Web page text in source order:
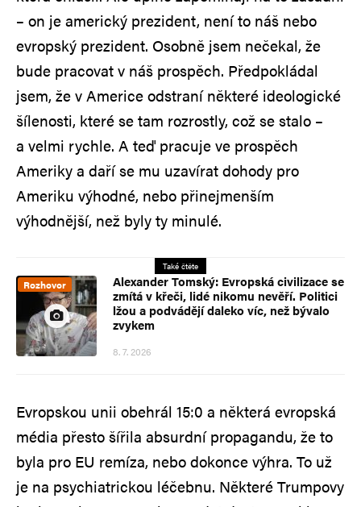
– on je americký prezident, není to náš nebo
evropský prezident. Osobně jsem nečekal, že
bude pracovat v náš prospěch. Předpokládal
jsem, že v Americe odstraní některé ideologické
šílenosti, které se tam rozrostly, což se stalo –
a velmi rychle. A teď pracuje ve prospěch
Ameriky a daří se mu uzavírat dohody pro
Ameriku výhodné, nebo přinejmenším
výhodnější, než byly ty minulé.
Také čtěte
Rozhovor
Alexander Tomský: Evropská civilizace se
zmítá v křeči, lidé nikomu nevěří. Politici
lžou a podvádějí daleko víc, než bývalo
zvykem
8. 7. 2026
Evropskou unii obehrál 15:0 a některá evropská
média přesto šířila absurdní propagandu, že to
byla pro EU remíza, nebo dokonce výhra. To už
je na psychiatrickou léčebnu. Některé Trumpovy